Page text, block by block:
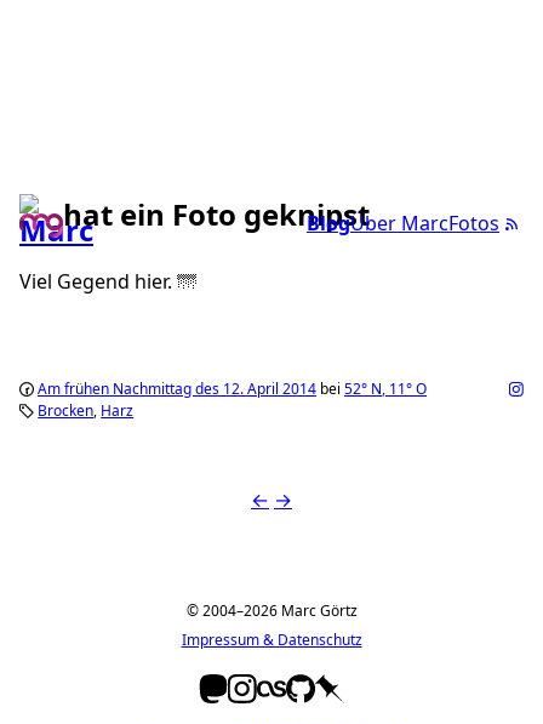
BlogÜber MarcFotos
hat ein Foto geknipst
Viel Gegend hier. 🌁
Am frühen Nachmittag des 12. April 2014 bei 52° N, 11°O
Brocken Harz
← →
© 2004–2026 Marc Görtz
Impressum & Datenschutz